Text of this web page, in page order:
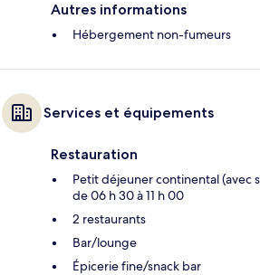
Autres informations
Hébergement non-fumeurs
Services et équipements
Restauration
Petit déjeuner continental (avec
de 06 h 30 à 11 h 00
2 restaurants
Bar/lounge
Épicerie fine/snack bar